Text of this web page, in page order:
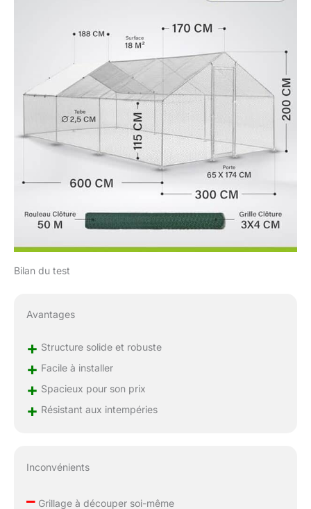
Bilan du test
Avantages
+ Structure solide et robuste
+ Facile à installer
+ Spacieux pour son prix
+ Résistant aux intempéries
Inconvénients
–Grillage à découper soi-même